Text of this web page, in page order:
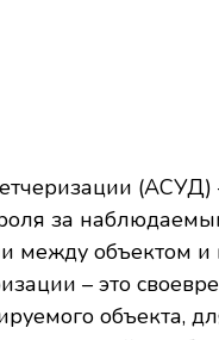
(АСУД)
за
между объектом и
– это
объекта,